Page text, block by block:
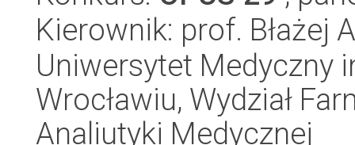
Kierownik: prof. Błażej
Uniwersytet Medyczny
Wrocławiu, Wydział
Analiutyki Medycznej